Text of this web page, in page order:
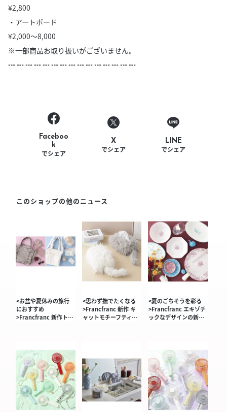
¥2,800
・アートボード
¥2,000～8,000
※一部商品お取り扱いがございません。
┅ ┅ ┅ ┅ ┅ ┅ ┅ ┅ ┅ ┅ ┅ ┅ ┅ ┅ ┅
Faceboo
k
でシェア
X
でシェア
LINE
でシェア
このショップの他のニュース
<お盆や夏休みの旅行
におすすめ
>Francfranc 新作ト…
<思わず撫でたくなる
>Francfranc 新作 キ
ャットモチーフティ…
<夏のごちそうを彩る
>Francfranc エキゾチ
ックなデザインの新…